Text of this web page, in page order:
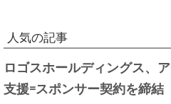
人気の記事
ロゴスホールディングス、
支援=スポンサー契約を締結